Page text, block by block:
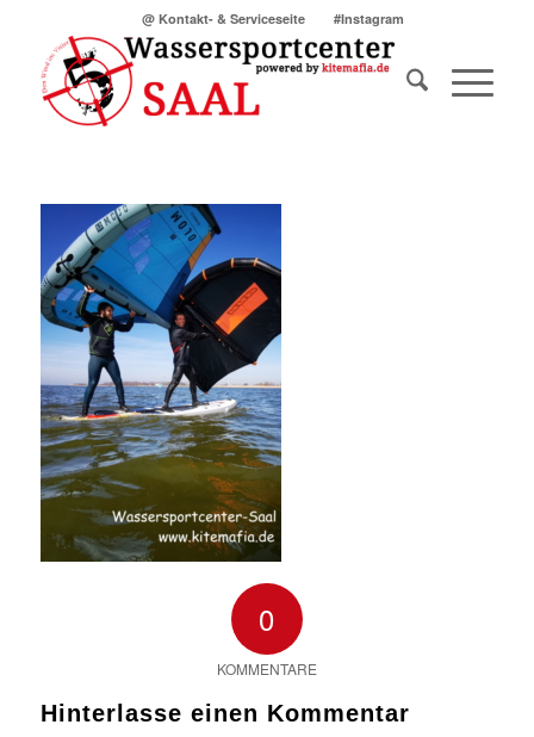
@ Kontakt- & Serviceseite #Instagram
0
KOMMENTARE
Hinterlasse einen Kommentar